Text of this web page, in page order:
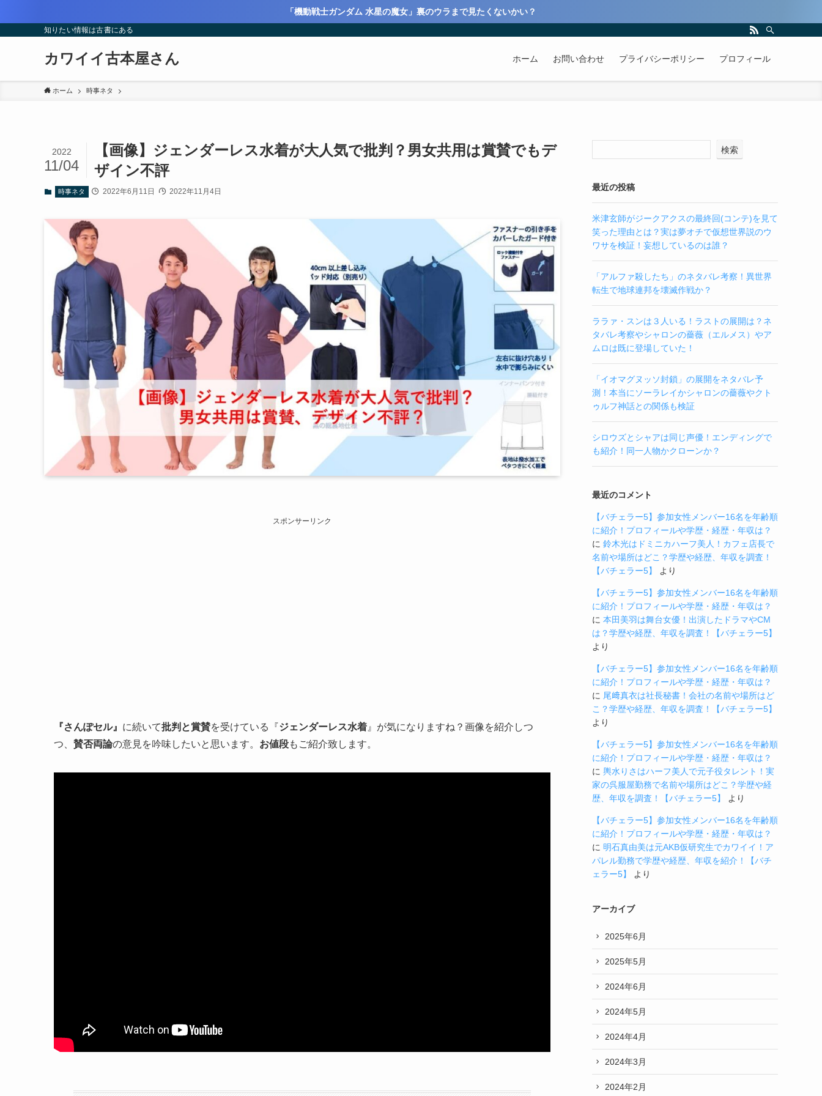
「機動戦士ガンダム 水星の魔女」裏のウラまで見たくないかい？
知りたい情報は古書にある
カワイイ古本屋さん ホーム お問い合わせ プライバシーポリシー プロフィール
ホーム 時事ネタ
【画像】ジェンダーレス水着が大人気で批判？男女共用は賞賛でもデ
ザイン不評
2022
11/04
時事ネタ 2022年6月11日 2022年11月4日
スポンサーリンク
『さんぽセル』 に続いて批判と賞賛を受けている『ジェンダーレス水着 』が気になりますね？画像を紹介しつ
つ、 賛否両論の意見を吟味したいと思います。 お値段もご紹介致します。
検索
最近の投稿
米津玄師がジークアクスの最終回(コンテ)を見て
笑った理由とは？実は夢オチで仮想世界説のウ
ワサを検証！妄想しているのは誰？
「アルファ殺したち」のネタバレ考察！異世界
転生で地球連邦を壊滅作戦か？
ララァ・スンは３人いる！ラストの展開は？ネ
タバレ考察やシャロンの薔薇（エルメス）やア
ムロは既に登場していた！
「イオマグヌッソ封鎖」の展開をネタバレ予
測！本当にソーラレイかシャロンの薔薇やクト
ゥルフ神話との関係も検証
シロウズとシャアは同じ声優！エンディングで
も紹介！同一人物かクローンか？
最近のコメント
【バチェラー5】参加女性メンバー16名を年齢順
に紹介！プロフィールや学歴・経歴・年収は？
に 鈴木光はドミニカハーフ美人！カフェ店長で
名前や場所はどこ？学歴や経歴、年収を調査！
【バチェラー5】
より
【バチェラー5】参加女性メンバー16名を年齢順
に紹介！プロフィールや学歴・経歴・年収は？
に 本田美羽は舞台女優！出演したドラマやCM
は？学歴や経歴、年収を調査！【バチェラー5】
より
【バチェラー5】参加女性メンバー16名を年齢順
に紹介！プロフィールや学歴・経歴・年収は？
に 尾﨑真衣は社長秘書！会社の名前や場所はど
こ？学歴や経歴、年収を調査！【バチェラー5】
より
【バチェラー5】参加女性メンバー16名を年齢順
に紹介！プロフィールや学歴・経歴・年収は？
に 輿水りさはハーフ美人で元子役タレント！実
家の呉服屋勤務で名前や場所はどこ？学歴や経
歴、年収を調査！【バチェラー5】
より
【バチェラー5】参加女性メンバー16名を年齢順
に紹介！プロフィールや学歴・経歴・年収は？
に 明石真由美は元AKB仮研究生でカワイイ！ア
パレル勤務で学歴や経歴、年収を紹介！【バチ
ェラー5】
より
アーカイブ
2025年6月
2025年5月
2024年6月
2024年5月
2024年4月
2024年3月
2024年2月